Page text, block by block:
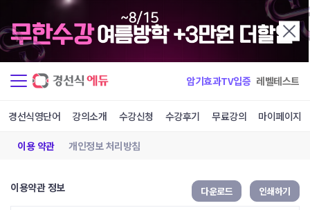
암기효과TV입증 레벨테스트
경선식영단어 강의소개 수강신청 수강후기 무료강의 마이페이지
이용 약관 개인정보 처리방침
이용약관 정보 다운로드 인쇄하기